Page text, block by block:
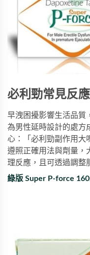
必利勁常見反
早洩困擾影響生活品質
為男性延時設計的處方
心：「必利勁副作用大
遵照正確用法與劑量，
理反應，且可透過調整
綠版 Super P-force